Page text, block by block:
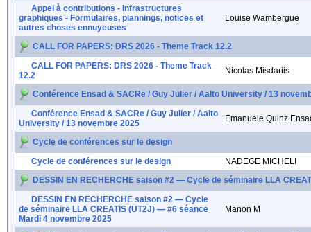
Appel à contributions - Infrastructures
graphiques - Formulaires, plannings, notices et
autres choses ennuyeuses
Louise Wambergue
CALL FOR PAPERS: DRS 2026 - Theme Track 12.2
CALL FOR PAPERS: DRS 2026 - Theme Track
12.2
Nicolas Misdariis
Conférence Ensad & SACRe / Guy Julier / Aalto University / 13
Conférence Ensad & SACRe / Guy Julier / Aalto
University / 13 novembre 2025
Emanuele Quinz
Cycle de conférences sur le design
Cycle de conférences sur le design
NADEGE MICHELI
DESSIN EN RECHERCHE saison #2 — Cycle de séminaire LLA
DESSIN EN RECHERCHE saison #2 — Cycle
de séminaire LLA CREATIS (UT2J) — #6 séance
Mardi 4 novembre 2025
Manon M